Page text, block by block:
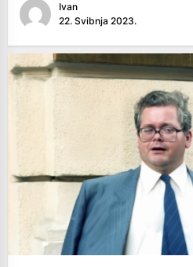
Ivan
22. Svibnja 2023.